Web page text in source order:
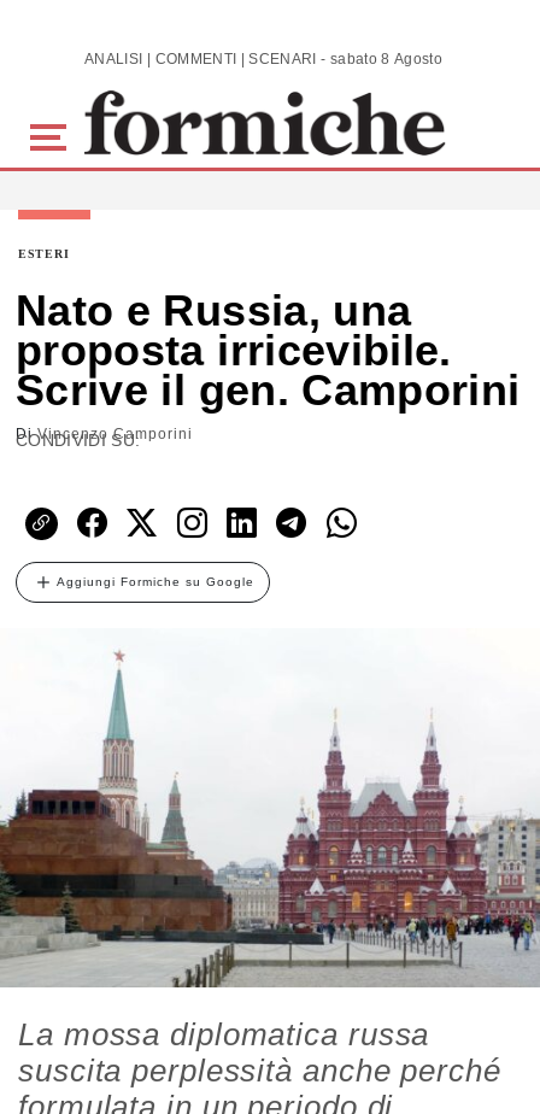
Skip to main content ANALISI | COMMENTI | SCENARI - sabato 8 Agosto 2026
ESTERI
Nato e Russia, una
proposta irricevibile.
Scrive il gen. Camporini
DiVincenzo Camporini
CONDIVIDI SU:
Aggiungi Formiche su Google
La mossa diplomatica russa
suscita perplessità anche perché
formulata in un periodo di